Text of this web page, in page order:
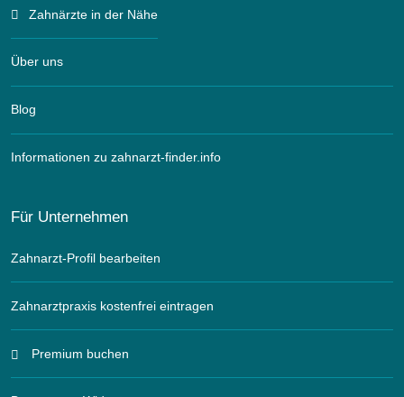
Zahnärzte in der Nähe
Über uns
Blog
Informationen zu zahnarzt-finder.info
Für Unternehmen
Zahnarzt-Profil bearbeiten
Zahnarztpraxis kostenfrei eintragen
Premium buchen